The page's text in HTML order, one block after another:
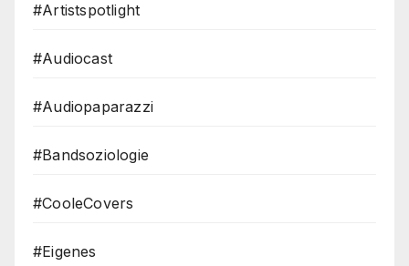
#Artistspotlight
#Audiocast
#Audiopaparazzi
#Bandsoziologie
#CooleCovers
#Eigenes